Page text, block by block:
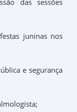
juninas nos
e segurança